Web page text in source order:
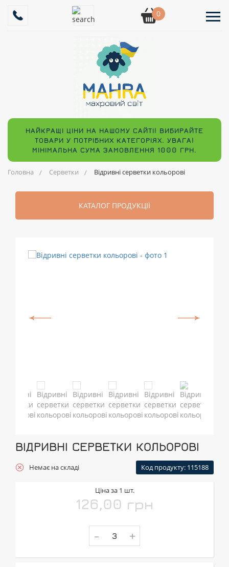
0
НАЙКРАЩІ ЦІНИ НА НАШОМУ САЙТІ! ВИБИРАЙТЕ
ТОВАРИ У ПОТРІБНИХ КАТЕГОРІЯХ. УВАГА!
МІНІМАЛЬНА СУМА ЗАМОВЛЕННЯ 1000 ГРН.
Головна Серветки Відривні серветки кольорові
КАТАЛОГ ПРОДУКЦІЇ
ВІДРИВНІ СЕРВЕТКИ КОЛЬОРОВІ
Немає на складі Код продукту: 115188
Ціна за 1 шт.
126,00 грн
- +